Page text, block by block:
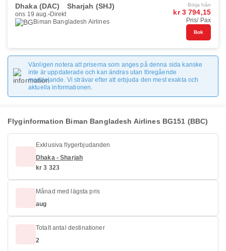
Dhaka (DAC) Sharjah (SHJ)
ons 19 aug. Direkt
Biman Bangladesh Airlines
Börja från
kr 3 794,15
Pris/ Pax
Bok
Vänligen notera att priserna som anges på denna sida kanske
inte är uppdaterade och kan ändras utan föregående
meddelande. Vi strävar efter att erbjuda den mest exakta och
aktuella informationen.
Flyginformation Biman Bangladesh Airlines BG151 (BBC)
Exklusiva flygerbjudanden
Dhaka - Sharjah
kr 3 323
Månad med lägsta pris
aug
Totalt antal destinationer
2